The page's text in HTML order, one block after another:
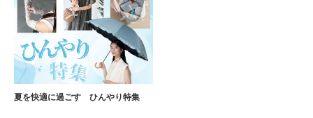
夏を快適に過ごす ひんやり特集